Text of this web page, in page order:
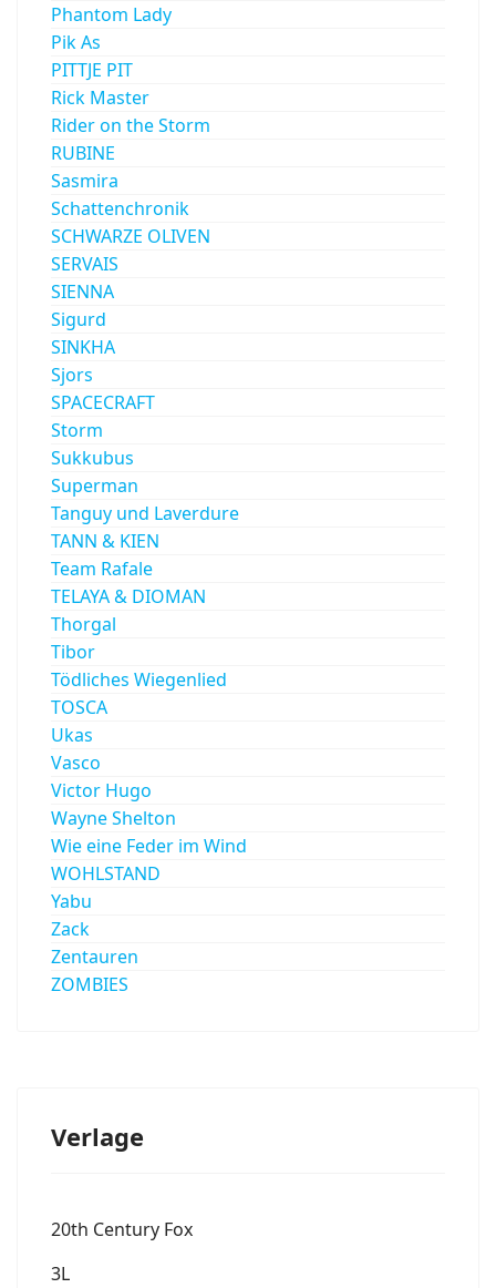
Phantom Lady
Pik As
PITTJE PIT
Rick Master
Rider on the Storm
RUBINE
Sasmira
Schattenchronik
SCHWARZE OLIVEN
SERVAIS
SIENNA
Sigurd
SINKHA
Sjors
SPACECRAFT
Storm
Sukkubus
Superman
Tanguy und Laverdure
TANN & KIEN
Team Rafale
TELAYA & DIOMAN
Thorgal
Tibor
Tödliches Wiegenlied
TOSCA
Ukas
Vasco
Victor Hugo
Wayne Shelton
Wie eine Feder im Wind
WOHLSTAND
Yabu
Zack
Zentauren
ZOMBIES
Verlage
20th Century Fox
3L